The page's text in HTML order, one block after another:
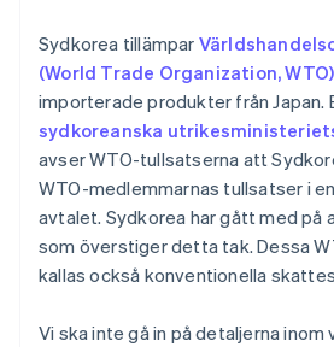
Sydkorea tillämpar
(World Trade Organization, WTO)
importerade produkter från Japan.
sydkoreanska
avser WTO-tullsatserna att
WTO-medlemmarnas tullsatser i
avtalet. Sydkorea har gått med på
som överstiger detta tak. Dessa
kallas också konventionella
Vi ska inte gå in på detaljerna inom